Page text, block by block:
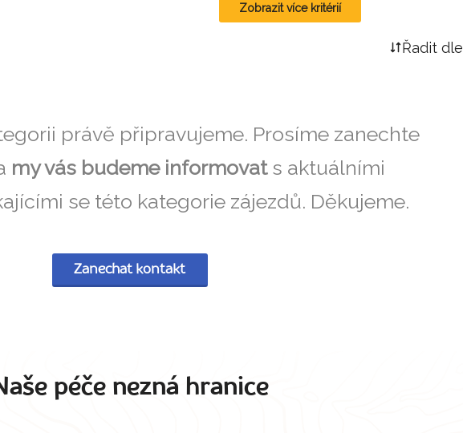
Zobrazit více kritérií
Řadit dle
právě připravujeme. Prosíme zanechte
my vás budeme informovats aktuálními
se této kategorie zájezdů. Děkujeme.
Zanechat kontakt
péče nezná hranice